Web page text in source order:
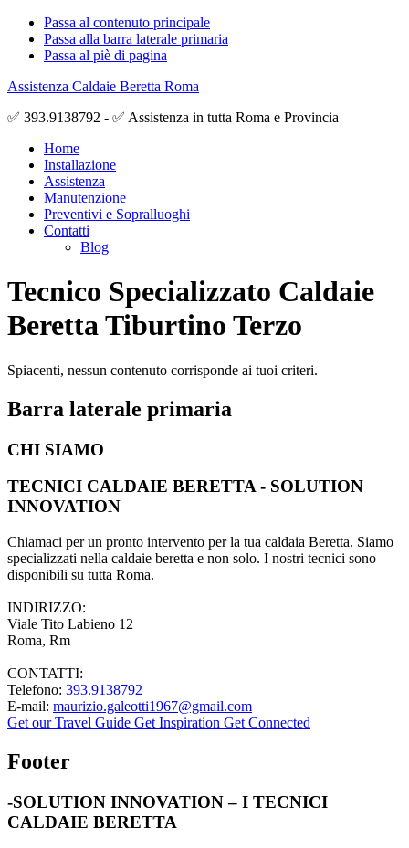
Passa al contenuto principale
Passa alla barra laterale primaria
Passa al piè di pagina
Assistenza Caldaie Beretta Roma
✅ 393.9138792 - ✅ Assistenza in tutta Roma e Provincia
Home
Installazione
Assistenza
Manutenzione
Preventivi e Sopralluoghi
Contatti
Blog
Tecnico Specializzato Caldaie
Beretta Tiburtino Terzo
Spiacenti, nessun contenuto corrisponde ai tuoi criteri.
Barra laterale primaria
CHI SIAMO
TECNICI CALDAIE BERETTA - SOLUTION
INNOVATION
Chiamaci per un pronto intervento per la tua caldaia Beretta. Siamo
specializzati nella caldaie beretta e non solo. I nostri tecnici sono
disponibili su tutta Roma.
INDIRIZZO:
Viale Tito Labieno 12
Roma, Rm
CONTATTI:
Telefono: 393.9138792
E-mail: maurizio.galeotti1967@gmail.com
Get our Travel Guide Get Inspiration Get Connected
Footer
-SOLUTION INNOVATION – I TECNICI
CALDAIE BERETTA